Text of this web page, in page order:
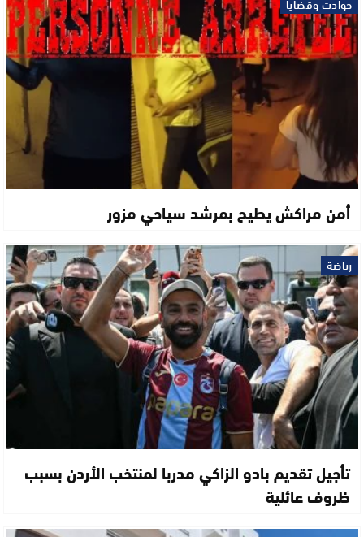
حوادث وقضايا
أمن مراكش يطيح بمرشد سياحي مزور
رياضة
تأجيل تقديم بادو الزاكي مدربا لمنتخب الأردن بسبب
ظروف عائلية